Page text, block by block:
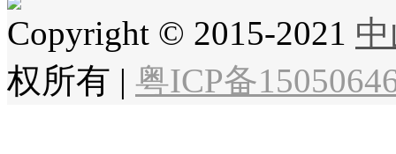
Copyright © 2015-2021
权所有 | 粤ICP备